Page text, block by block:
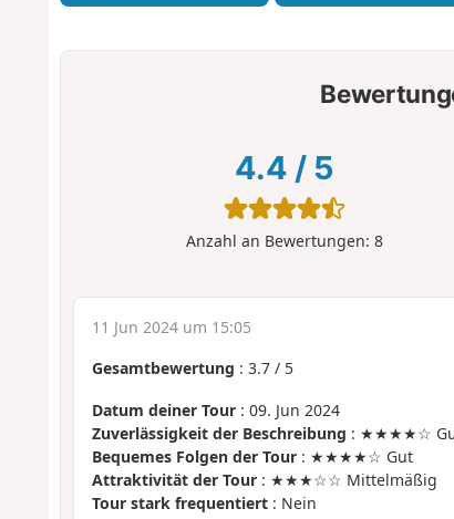
4.4 / 5
Anzahl an Bewertungen: 8
11 Jun 2024 um 15:05
Gesamtbewertung : 3.7/ 5
Datum deiner Tour: 09. Jun 2024
Zuverlässigkeit der Beschreibung : ★★★★☆
Bequemes Folgen der Tour: ★★★★☆ Gut
Attraktivität der Tour: ★★★☆☆ Mittelmäßig
Tour stark frequentiert: Nein